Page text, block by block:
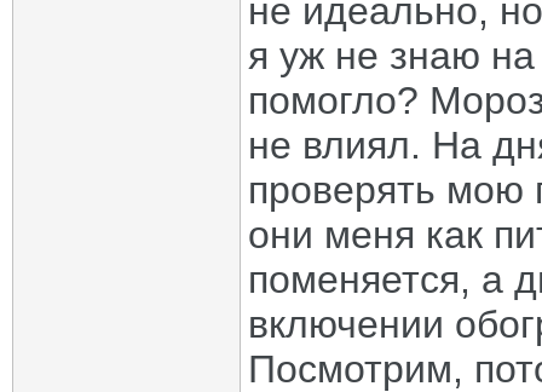
не идеально,
я уж не знаю
помогло?
не влиял. На
проверять мою
они меня как
поменяется, а
включении
Посмотрим,